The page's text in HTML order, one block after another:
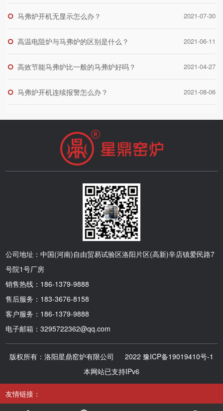
马弗炉开机无显示怎么办？ 2021-07-30
高温电阻炉与马弗炉的区别是什么？ 2021-06-11
高效节能马弗炉比一般的马弗炉好吗？ 2021-04-27
马弗炉开机连续报警怎么办？ 2021-08-06
公司地址：中国(河南)自由贸易试验区洛阳片区(高新)辛店镇爱民路7
号院1号厂房
销售热线：186-1379-9888
售后服务：183-3676-8158
客户服务：186-1379-9888
电子邮箱：3295722362@qq.com
版权所有：洛阳星鼎窑炉有限公司 2022 豫ICP备19019410号-1
本网站已支持IPv6
友情链接：